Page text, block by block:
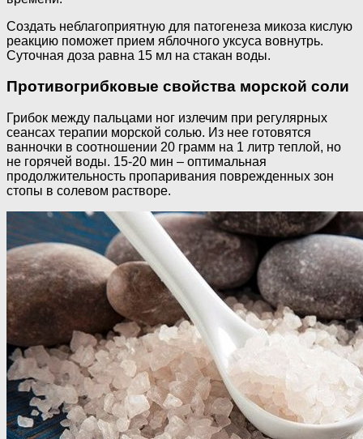
Создать неблагоприятную для патогенеза микоза кислую
реакцию поможет прием яблочного уксуса вовнутрь.
Суточная доза равна 15 мл на стакан воды.
Противогрибковые свойства морской соли
Грибок между пальцами ног излечим при регулярных
сеансах терапии морской солью. Из нее готовятся
ванночки в соотношении 20 грамм на 1 литр теплой, но
не горячей воды. 15-20 мин – оптимальная
продолжительность пропаривания поврежденных зон
стопы в солевом растворе.